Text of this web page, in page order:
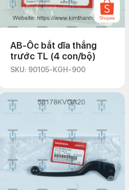
AB-Ốc bắt dĩa thắng
trước TL (4 con/bộ)
SKU: 90105-KGH-900